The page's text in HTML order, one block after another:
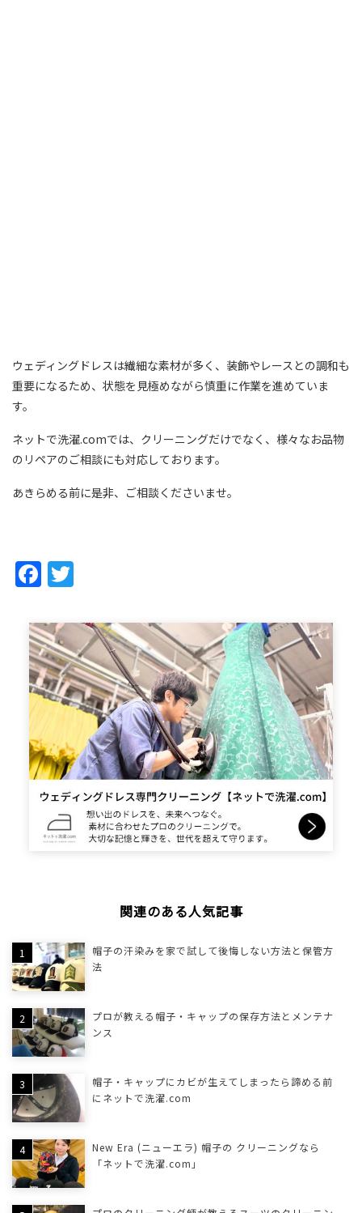
ウェディングドレスは繊細な素材が多く、装飾やレースとの調和も
重要になるため、状態を見極めながら慎重に作業を進めていま
す。
ネットで洗濯.comでは、クリーニングだけでなく、様々なお品物
のリペアのご相談にも対応しております。
あきらめる前に是非、ご相談くださいませ。
Facebook
関連のある人気記事
帽子の汗染みを家で試して後悔しない方法と保管方
法
プロが教える帽子・キャップの保存方法とメンテナ
ンス
帽子・キャップにカビが生えてしまったら諦める前
にネットで洗濯.com
New Era (ニューエラ) 帽子の クリーニングなら
「ネットで洗濯.com」